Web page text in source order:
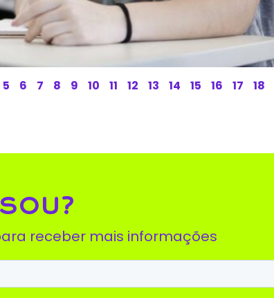
5 6 7 8 9 10 11 12 13 14 15 16 17 18
receber mais informações